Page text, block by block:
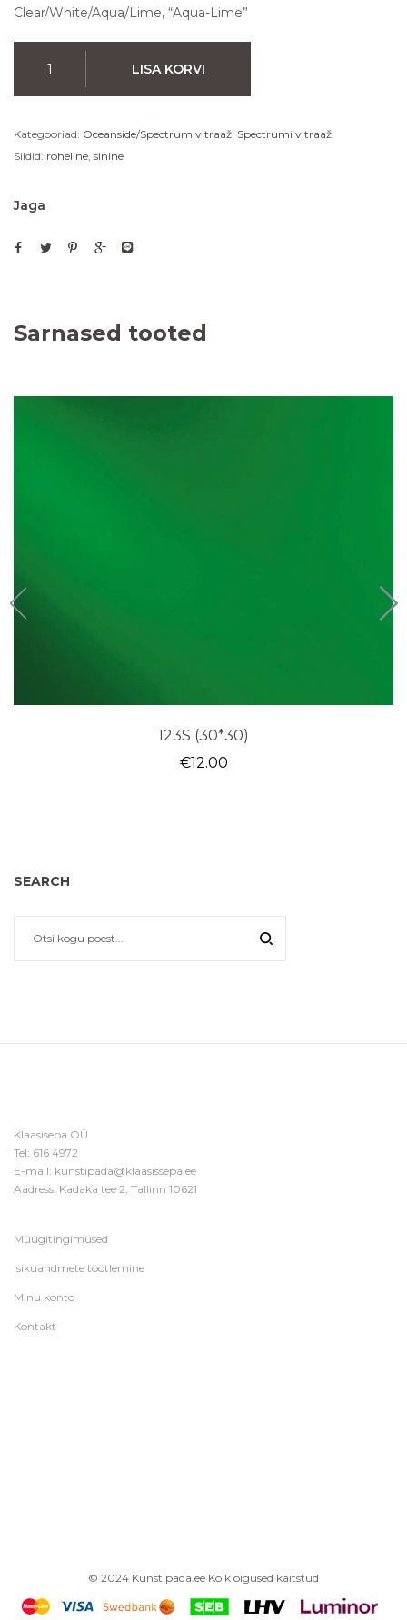
Clear/White/Aqua/Lime, “Aqua-Lime”
LISA KORVI
Kategooriad: Oceanside/Spectrum vitraaž Spectrumi vitraaž
Sildid: roheline sinine
Jaga
Sarnased tooted
123S (30*30)
€12.00
SEARCH
Klaasisepa OÜ
Tel: 616 4972
E-mail: kunstipada@klaasissepa.ee
Aadress: Kadaka tee 2, Tallinn 10621
Müügitingimused
Isikuandmete töötlemine
Minu konto
Kontakt
© 2024 Kunstipada.ee Kõik õigused kaitstud